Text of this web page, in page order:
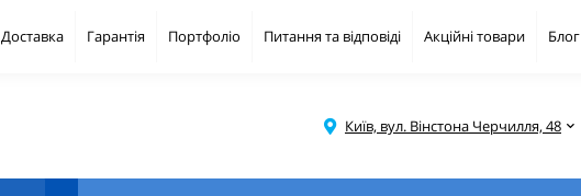
Доставка Гарантія Портфоліо Питання та відповіді Акційні товари Блог
Київ, вул. Вінстона Черчилля, 48